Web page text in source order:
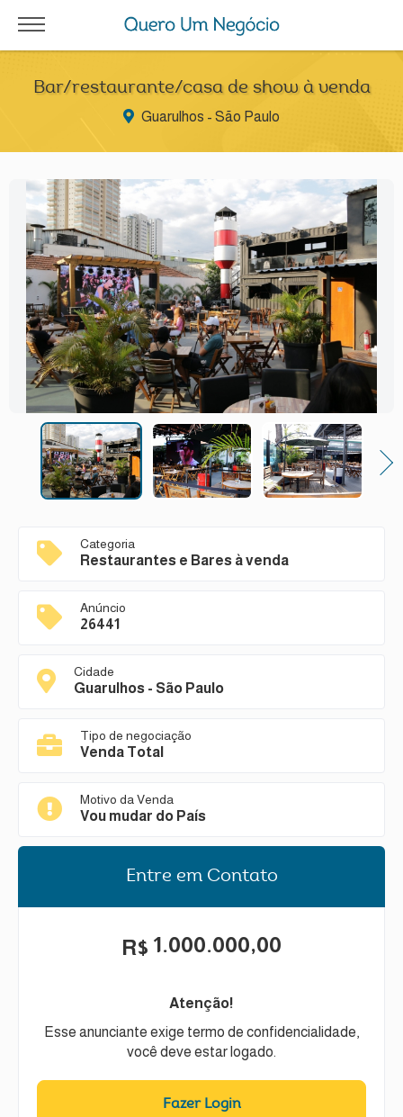
Bar/restaurante/casa de show à venda
Guarulhos - São Paulo
Next
Categoria
Restaurantes e Bares à venda
Anúncio
26441
Cidade
Guarulhos - São Paulo
Tipo de negociação
Venda Total
Motivo da Venda
Vou mudar do País
Entre em Contato
R$ 1.000.000,00
Atenção!
Esse anunciante exige termo de confidencialidade,
você deve estar logado.
Fazer Login